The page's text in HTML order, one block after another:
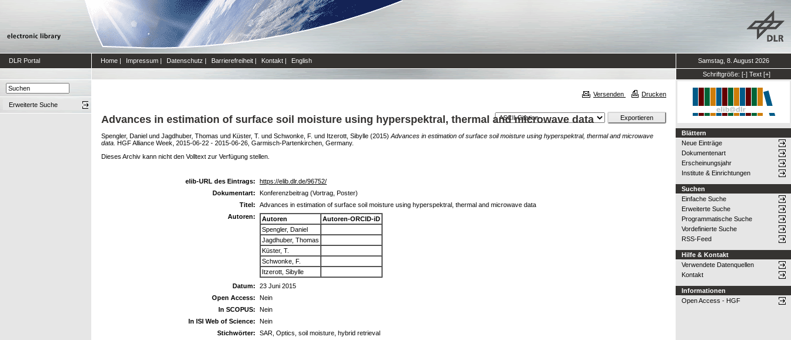
DLR Portal Home | Impressum | Datenschutz | Barrierefreiheit | Kontakt | English
Samstag, 8. August 2026
Schriftgröße: [-] Text [+]
Erweiterte Suche
Versenden Drucken
Advances in estimation of surface soil moisture using hyperspektral, thermal and microwave data
Spengler, Daniel und Jagdhuber, Thomas und Küster, T. und Schwonke, F. und Itzerott, Sibylle (2015) Advances in estimation of surface soil moisture using hyperspektral, thermal and microwave
data. HGF Alliance Week, 2015-06-22 - 2015-06-26, Garmisch-Partenkirchen, Germany.
Dieses Archiv kann nicht den Volltext zur Verfügung stellen.
elib-URL des Eintrags:
https://elib.dlr.de/96752/
Dokumentart:
Konferenzbeitrag (Vortrag, Poster)
Titel:
Advances in estimation of surface soil moisture using hyperspektral, thermal and microwave data
Autoren:
Autoren
Autoren-ORCID-iD
Spengler, Daniel
Jagdhuber, Thomas
Küster, T.
Schwonke, F.
Itzerott, Sibylle
Datum:
23 Juni 2015
Open Access:
Nein
In SCOPUS:
Nein
In ISI Web of Science:
Nein
Stichwörter:
SAR, Optics, soil moisture, hybrid retrieval
Blättern
Neue Einträge
Dokumentenart
Erscheinungsjahr
Institute & Einrichtungen
Suchen
Einfache Suche
Erweiterte Suche
Programmatische Suche
Vordefinierte Suche
RSS-Feed
Hilfe & Kontakt
Verwendete Datenquellen
Kontakt
Informationen
Open Access - HGF